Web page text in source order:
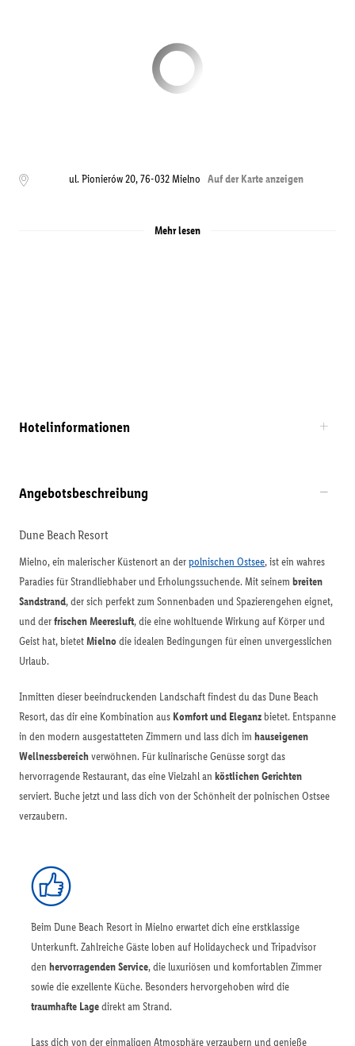
ul. Pionierów 20,76-032 Mielno Auf der Karte anzeigen
Mehr lesen
Hotelinformationen
Angebotsbeschreibung
Dune Beach Resort
Mielno, ein malerischer Küstenort an derpolnischen Ostsee, ist ein wahres
Paradies für Strandliebhaber und Erholungssuchende. Mit seinem breiten
Sandstrand, der sich perfekt zum Sonnenbaden und Spazierengehen eignet,
und derfrischen Meeresluft, die eine wohltuende Wirkung auf Körper und
Geist hat, bietetMielno die idealen Bedingungen für einen unvergesslichen
Urlaub.
Inmitten dieser beeindruckenden Landschaft findest du das Dune Beach
Resort, das dir eine Kombination aus Komfort und Eleganz bietet. Entspanne
in den modern ausgestatteten Zimmern und lass dich im hauseigenen
Wellnessbereichverwöhnen. Für kulinarische Genüsse sorgt das
hervorragende Restaurant, das eine Vielzahl an köstlichen Gerichten
serviert. Buche jetzt und lass dich von der Schönheit der polnischen Ostsee
verzaubern.
Beim Dune Beach Resort in Mielno erwartet dich eine erstklassige
Unterkunft. Zahlreiche Gäste loben auf Holidaycheck und Tripadvisor
den hervorragenden Service, die luxuriösen und komfortablen Zimmer
sowie die exzellente Küche. Besonders hervorgehoben wird die
traumhafte Lagedirekt am Strand.
Lass dich von der einmaligen Atmosphäre verzaubern und genieße